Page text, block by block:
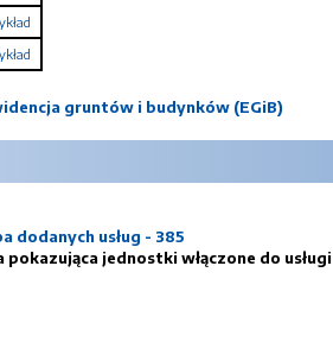
gruntów i budynków (EGiB)
dodanych usług - 385
pokazująca jednostki włączone do usługi